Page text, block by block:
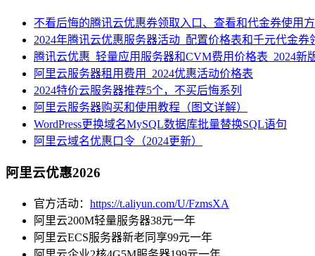
不看后悔的腾讯云优惠券领取入口、查看和代金券使用
2024年腾讯云优惠服务器活动_配置价格表和千元代金券
腾讯云优惠_轻量应用服务器和CVM费用价格表_2024新
阿里云服务器租用费用_2024优惠活动价格表
2024特价云服务器推荐5个，不买后悔系列
阿里云服务器购买和使用教程（图文详解）
WordPress更换域名MySQL数据库批量替换SQL语句
阿里云域名优惠口令（2024更新）
阿里云优惠2026
官方活动： https://t.aliyun.com/U/FzmsXA
阿里云200M轻量服务器38元一年
阿里云ECS服务器新老同享99元一年